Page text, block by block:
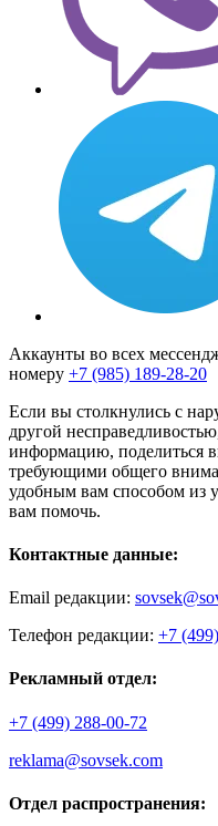
Аккаунты во всех
номеру +7 (985) 189-28-20
Если вы столкнулись с
другой
информацию, поделиться
требующими общего
удобным вам способом из
вам помочь.
Контактные данные:
Email редакции:
Телефон редакции: +7
Рекламный отдел:
+7 (499) 288-00-72
reklama@sovsek.com
Отдел распространения: